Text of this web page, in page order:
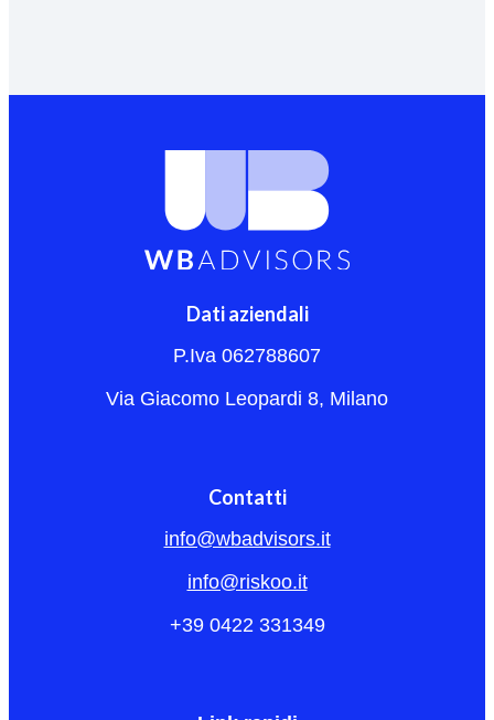
Dati aziendali
P.Iva 062788607
Via Giacomo Leopardi 8, Milano
Contatti
info@wbadvisors.it
info@riskoo.it
+39 0422 331349